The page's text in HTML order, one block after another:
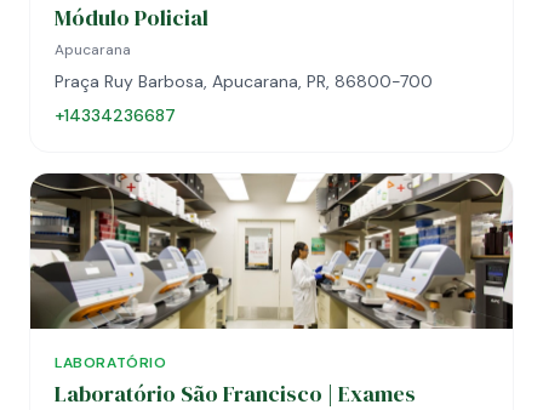
Módulo Policial
Apucarana
Praça Ruy Barbosa, Apucarana, PR, 86800-700
+14334236687
LABORATÓRIO
Laboratório São Francisco | Exames